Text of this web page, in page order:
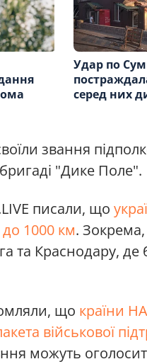
Удар по
серед них
звання
"Дике Поле".
писали, що
до 1000 км. Зокрема,
та Краснодару, де
що країни
військової
можуть